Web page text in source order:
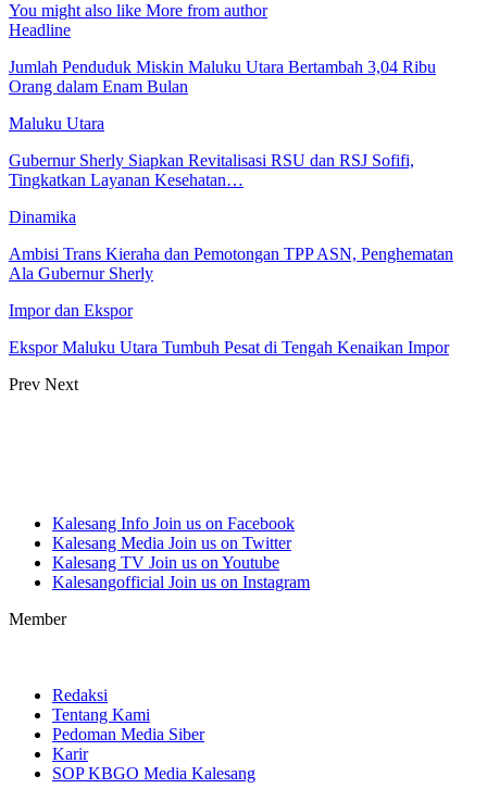
You might also like More from author
Headline
Jumlah Penduduk Miskin Maluku Utara Bertambah 3,04 Ribu
Orang dalam Enam Bulan
Maluku Utara
Gubernur Sherly Siapkan Revitalisasi RSU dan RSJ Sofifi,
Tingkatkan Layanan Kesehatan…
Dinamika
Ambisi Trans Kieraha dan Pemotongan TPP ASN, Penghematan
Ala Gubernur Sherly
Impor dan Ekspor
Ekspor Maluku Utara Tumbuh Pesat di Tengah Kenaikan Impor
Prev Next
Kalesang Info Join us on Facebook
Kalesang Media Join us on Twitter
Kalesang TV Join us on Youtube
Kalesangofficial Join us on Instagram
Member
Redaksi
Tentang Kami
Pedoman Media Siber
Karir
SOP KBGO Media Kalesang